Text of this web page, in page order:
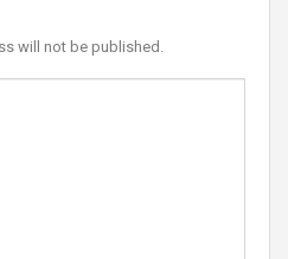
will not be published.